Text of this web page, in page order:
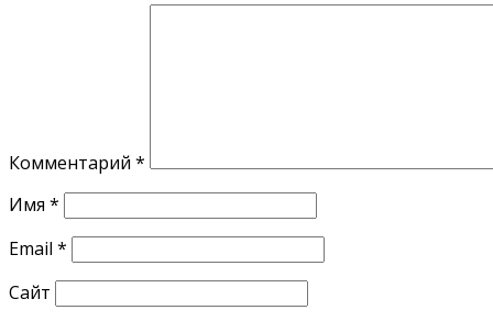
Комментарий *
Имя *
Email *
Сайт